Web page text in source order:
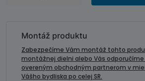
Montáž produktu
Zabezpečíme Vám montáž tohto
montážnej dielni alebo Vás odporučíme
overeným obchodným partnerom v
Vášho bydliska po celej SR.